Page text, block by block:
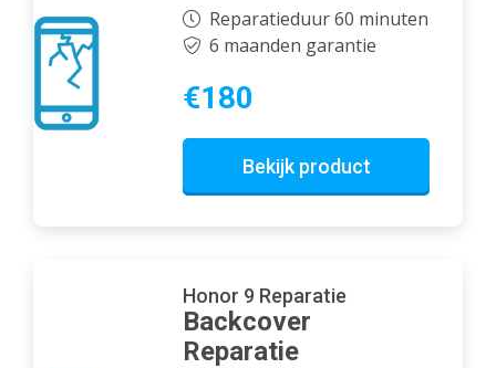
Reparatieduur 60 minuten
6 maanden garantie
€180
Bekijk product
Honor 9 Reparatie
Backcover
Reparatie